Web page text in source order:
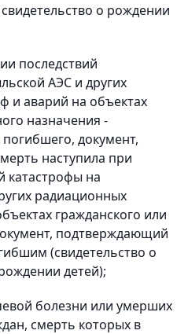
о рождении
последствий
АЭС и других
и аварий на объектах
назначения -
документ,
наступила при
катастрофы на
радиационных
гражданского или
подтверждающий
(свидетельство о
детей);
болезни или умерших
смерть которых в